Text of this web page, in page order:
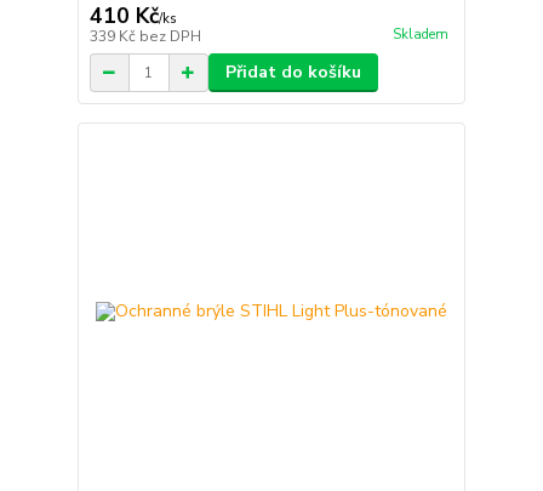
410 Kč/ks
339 Kč bez DPH Skladem
Přidat do košíku